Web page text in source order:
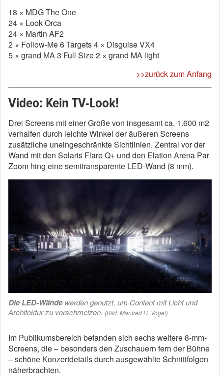
18 × MDG The One
24 × Look Orca
24 × Martin AF2
2 × Follow-Me 6 Targets 4 × Disguise VX4
5 × grand MA 3 Full Size 2 × grand MA light
>>zurück zum Anfang
Video: Kein TV-Look!
Drei Screens mit einer Größe von insgesamt ca. 1.600 m2
verhalfen durch leichte Winkel der äußeren Screens
zusätzliche uneingeschränkte Sichtlinien. Zentral vor der
Wand mit den Solaris Flare Q+ und den Elation Arena Par
Zoom hing eine semitransparente LED-Wand (8 mm).
Die LED-Wändewerden genutzt, um Content mit Licht und
Architektur zu verschmelzen. (Bild: Manfred H. Vogel)
Im Publikumsbereich befanden sich sechs weitere 8-mm-
Screens, die – besonders den Zuschauern fern der Bühne
– schöne Konzertdetails durch ausgewählte Schnittfolgen
näherbrachten.